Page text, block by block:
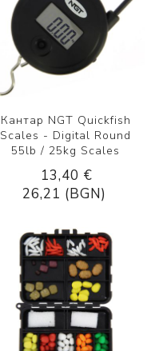
Кантар NGT Quickfish
Scales - Digital Round
55lb / 25kg Scales
13,40 €
26,21 (BGN)